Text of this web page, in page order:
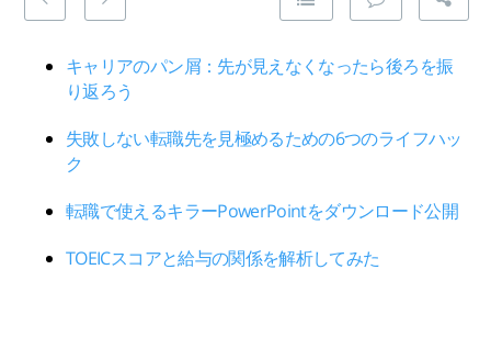
キャリアのパン屑：先が見えなくなったら後ろを振
り返ろう
失敗しない転職先を見極めるための6つのライフハッ
ク
転職で使えるキラーPowerPointをダウンロード公開
TOEICスコアと給与の関係を解析してみた